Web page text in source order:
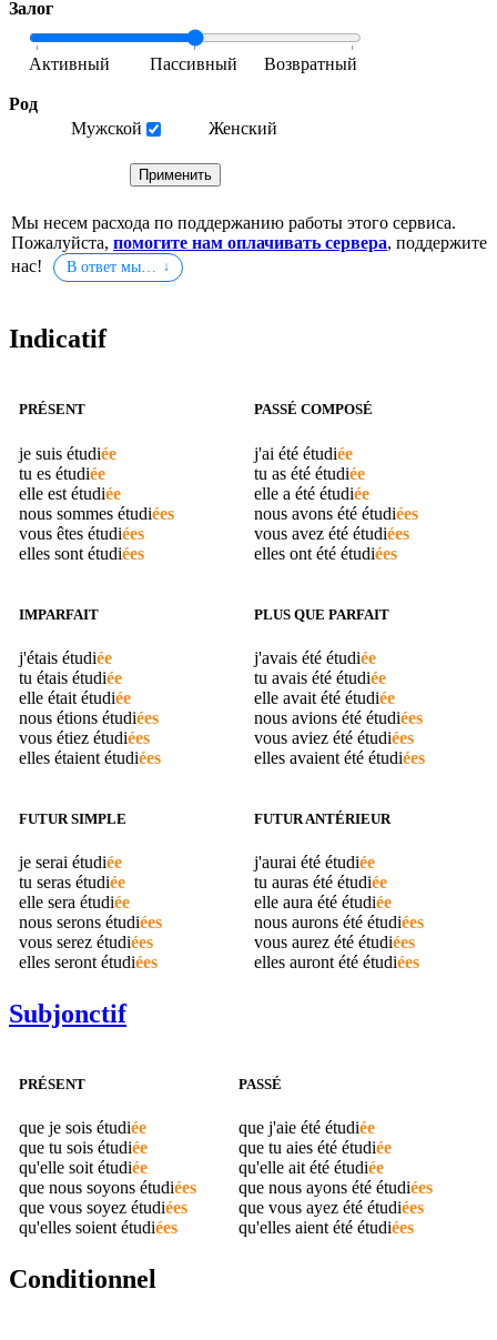
Залог
Род
Мужской
Женский
Мы несем расхода по поддержанию работы этого сервиса.
Пожалуйста, помогите нам оплачивать сервера, поддержите
нас!
В ответ мы…
Indicatif
PRÉSENT
je suis étudiée
tu es étudiée
elle est étudiée
nous sommes étudiées
vous êtes étudiées
elles sont étudiées
PASSÉ COMPOSÉ
j'ai été étudiée
tu as été étudiée
elle a été étudiée
nous avons été étudiées
vous avez été étudiées
elles ont été étudiées
IMPARFAIT
j'étais étudiée
tu étais étudiée
elle était étudiée
nous étions étudiées
vous étiez étudiées
elles étaient étudiées
PLUS QUE PARFAIT
j'avais été étudiée
tu avais été étudiée
elle avait été étudiée
nous avions été étudiées
vous aviez été étudiées
elles avaient été étudiées
FUTUR SIMPLE
je serai étudiée
tu seras étudiée
elle sera étudiée
nous serons étudiées
vous serez étudiées
elles seront étudiées
FUTUR ANTÉRIEUR
j'aurai été étudiée
tu auras été étudiée
elle aura été étudiée
nous aurons été étudiées
vous aurez été étudiées
elles auront été étudiées
Subjonctif
PRÉSENT
que je sois étudiée
que tu sois étudiée
qu'elle soitétudiée
que nous soyons étudiées
que vous soyez étudiées
qu'elles soientétudiées
PASSÉ
que j'aie été étudiée
que tu aies été étudiée
qu'elle ait été étudiée
que nous ayons été étudiées
que vous ayez été étudiées
qu'elles aient été étudiées
Conditionnel